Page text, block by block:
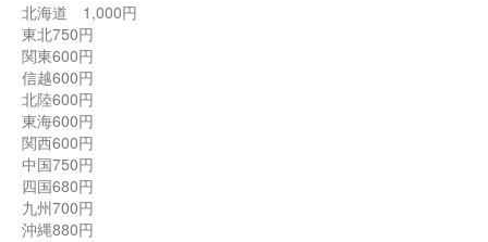
北海道 1,000円
東北750円
関東600円
信越600円
北陸600円
東海600円
関西600円
中国750円
四国680円
九州700円
沖縄880円